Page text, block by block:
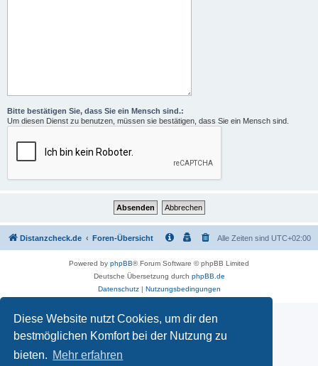
Diese Website nutzt Cookies, um dir den
bestmöglichen Komfort bei der Nutzung zu
bieten. Mehr erfahren
Bitte bestätigen Sie, dass Sie ein Mensch sind.:
Um diesen Dienst zu benutzen, müssen sie bestätigen, dass Sie ein Mensch sind.
Distanzcheck.de Foren-Übersicht Alle Zeiten sind UTC+02:00
Powered by phpBB® Forum Software © phpBB Limited
Deutsche Übersetzung durch phpBB.de
Datenschutz| Nutzungsbedingungen